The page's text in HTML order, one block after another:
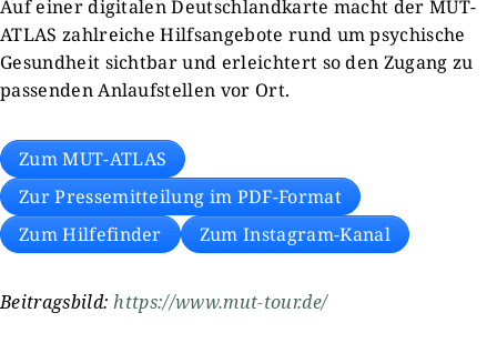
Auf einer digitalen Deutschlandkarte macht der MUT-
ATLAS zahlreiche Hilfsangebote rund um psychische
Gesundheit sichtbar und erleichtert so den Zugang zu
passenden Anlaufstellen vor Ort.
Zum MUT-ATLAS
Zur Pressemitteilung im PDF-Format
Zum Hilfefinder
Zum Instagram-Kanal
Beitragsbild:https://www.mut-tour.de/